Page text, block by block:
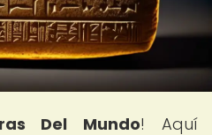
Del Mundo! Aquí